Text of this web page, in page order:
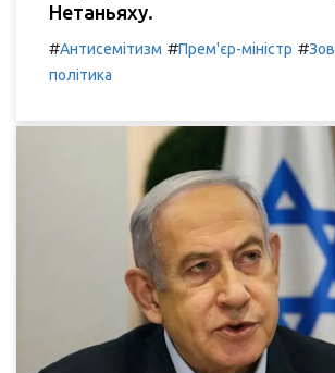
Нетаньяху.
#Антисемітизм #Прем'єр-міністр #
політика